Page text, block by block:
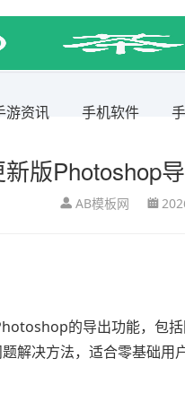
游资讯 手机软件
版Photoshop
AB模板网
的导出功能，包
解决方法，适合零基础用